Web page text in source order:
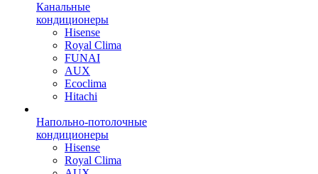
Канальные
кондиционеры
Hisense
Royal Clima
FUNAI
AUX
Ecoclima
Hitachi
Напольно-потолочные
кондиционеры
Hisense
Royal Clima